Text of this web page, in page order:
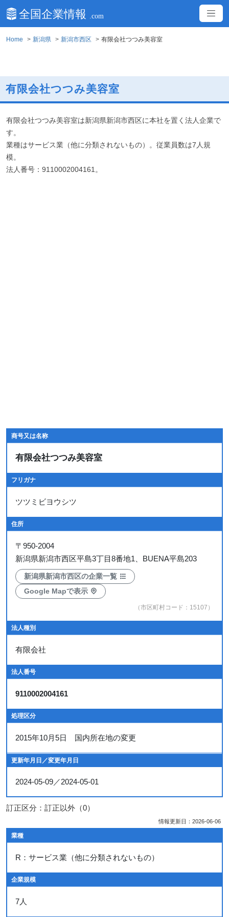
Home 新潟県 新潟市西区 有限会社つつみ美容室
有限会社つつみ美容室
有限会社つつみ美容室は新潟県新潟市西区に本社を置く法人企業で
す。
業種はサービス業（他に分類されないもの）。従業員数は7人規
模。
法人番号：9110002004161。
商号又は名称
有限会社つつみ美容室
フリガナ
ツツミビヨウシツ
住所
〒 950-2004
新潟県新潟市西区平島3丁目8番地1、BUENA平島203
新潟県新潟市西区の企業一覧
Google Mapで表示
（市区町村コード：15107）
法人種別
有限会社
法人番号
9110002004161
処理区分
2015年10月5日 国内所在地の変更
更新年月日／変更年月日
2024-05-09／2024-05-01
訂正区分：訂正以外（0）
情報更新日：2026-06-06
業種
R：サービス業（他に分類されないもの）
企業規模
7人